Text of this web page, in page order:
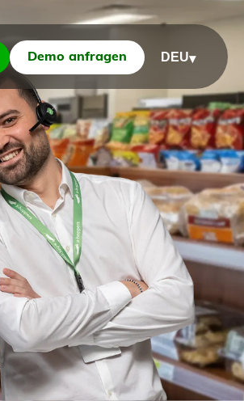
Demo anfragen DEU▾